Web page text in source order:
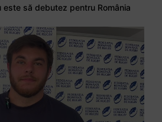
este să debutez pentru România